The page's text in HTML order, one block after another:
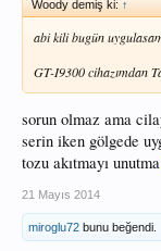
Woody demiş ki: ↑
abi kili bugün
GT-I9300 cihazımdan
sorun olmaz ama
serin iken gölgede
tozu akıtmayı unutma
21 Mayıs 2014
miroglu72 bunu beğendi.